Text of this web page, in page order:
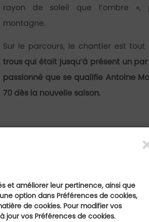
et améliorer leur pertinence, ainsi que
option dans Préférences de cookies,
de cookies. Pour modifier vos
jour vos Préférences de cookies.
rayon de soleil que l’ombre »,
montagne.
Sur le parcours, le chantier est tout
trous qui était jusqu’à présent un
passionné que se qualifie Antoine
70 dès la nouvelle saison.
qui caractérise le
vérifier avec le propriétaire du
» Le trou numéro 3, le seul dont
qui comportent
discrètes mais essentielles. Ce
technique et étroit du tracé